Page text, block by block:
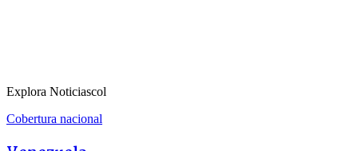
Explora Noticiascol
Cobertura nacional